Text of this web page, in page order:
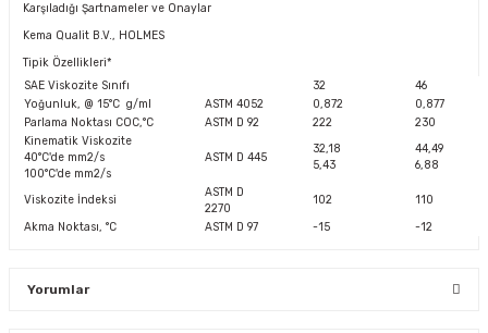
Karşıladığı Şartnameler ve Onaylar
Kema Qualit B.V., HOLMES
Tipik Özellikleri*
SAE Viskozite Sınıfı
32
46
Yoğunluk, @ 15°C g/ml
ASTM 4052 0,872
0,877
Parlama Noktası COC,°C
ASTM D 92 222
230
Kinematik Viskozite
40°C'de mm2/s
100°C'de mm2/s
ASTM D 445
32,18
5,43
44,49
6,88
Viskozite İndeksi
ASTM D
2270
102
110
Akma Noktası, °C
ASTM D 97 -15 -12
Yorumlar